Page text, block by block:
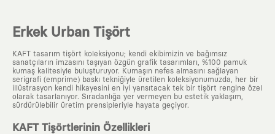
Erkek Urban Tişört
KAFT tasarım tişört koleksiyonu; kendi ekibimizin ve bağımsız
sanatçıların imzasını taşıyan özgün grafik tasarımları, %100 pamuk
kumaş kalitesiyle buluşturuyor. Kumaşın nefes almasını sağlayan
serigrafi (emprime) baskı tekniğiyle üretilen koleksiyonumuzda, her bir
illüstrasyon kendi hikayesini en iyi yansıtacak tek bir tişört rengine özel
olarak tasarlanıyor. Sıradanlığa yer vermeyen bu estetik yaklaşım,
sürdürülebilir üretim prensipleriyle hayata geçiyor.
KAFT Tişörtlerinin Özellikleri